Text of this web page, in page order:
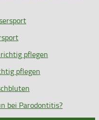
pflegen
bei Parodontitis?